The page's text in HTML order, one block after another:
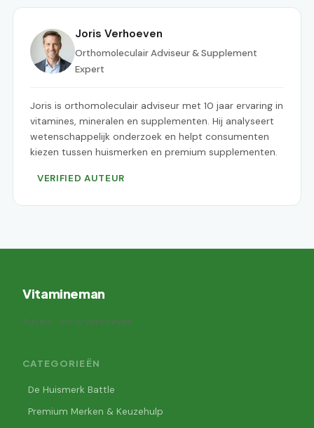
Joris Verhoeven
Orthomoleculair Adviseur & Supplement
Expert
Joris is orthomoleculair adviseur met 10 jaar ervaring in
vitamines, mineralen en supplementen. Hij analyseert
wetenschappelijk onderzoek en helpt consumenten
kiezen tussen huismerken en premium supplementen.
VERIFIED AUTEUR
Vitamineman
Auteur: Joris Verhoeven
CATEGORIEËN
De Huismerk Battle
Premium Merken & Keuzehulp